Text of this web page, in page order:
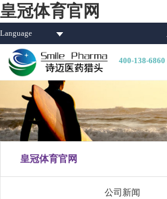
皇冠体育官网
Language
400-138-6860
皇冠体育官网
公司新闻